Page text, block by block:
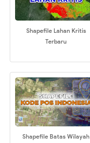
Shapefile Lahan Kritis
Terbaru
Shapefile Batas Wilayah